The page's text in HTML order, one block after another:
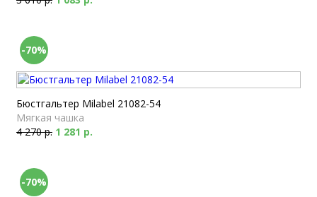
-70%
Бюстгальтер Milabel 21082-54
Мягкая чашка
4 270 р. 1 281 р.
-70%